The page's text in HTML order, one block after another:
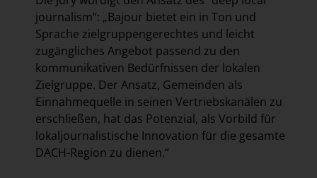
journalism“: „Bajour bietet ein in Ton und
Sprache zielgruppengerechtes und leicht
zugängliches Angebot passend zu den
kommunikativen Bedürfnissen der lokalen
Zielgruppe. Der Ansatz, Gemeinden als
Einnahmequelle in seinen Vertriebskanälen zu
erschließen, hat das Potenzial, als Vorbild für
lokaljournalistische Innovation für die gesamte
DACH-Region zu dienen.“